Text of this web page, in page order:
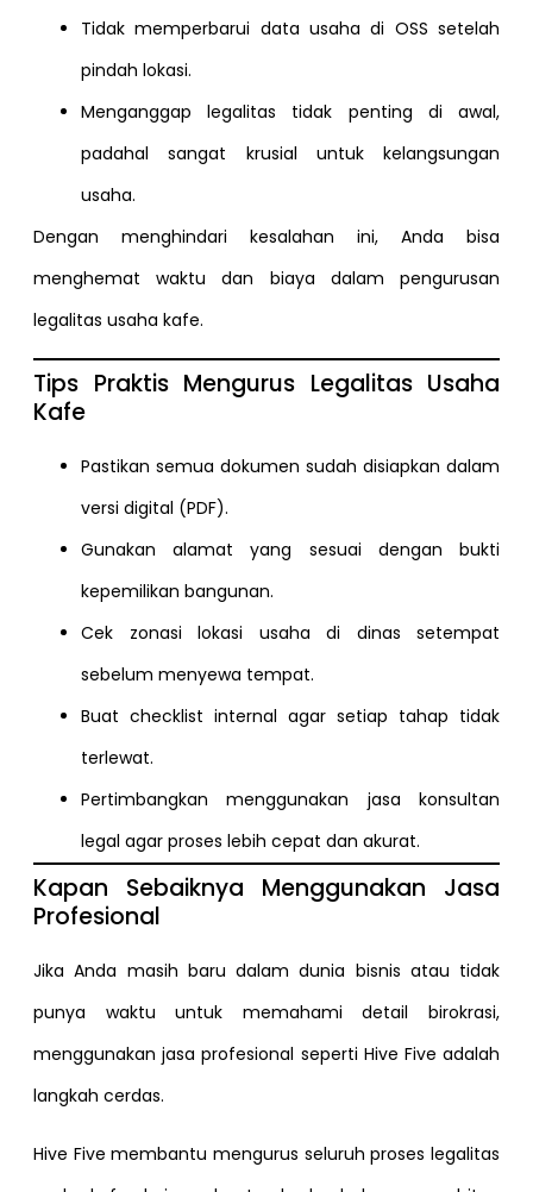
Tidak memperbarui data usaha di OSS setelah
pindah lokasi.
Menganggap legalitas tidak penting di awal,
padahal sangat krusial untuk kelangsungan
usaha.
Dengan menghindari kesalahan ini, Anda bisa
menghemat waktu dan biaya dalam pengurusan
legalitas usaha kafe.
Tips Praktis Mengurus Legalitas Usaha
Kafe
Pastikan semua dokumen sudah disiapkan dalam
versi digital (PDF).
Gunakan alamat yang sesuai dengan bukti
kepemilikan bangunan.
Cek zonasi lokasi usaha di dinas setempat
sebelum menyewa tempat.
Buat checklist internal agar setiap tahap tidak
terlewat.
Pertimbangkan menggunakan jasa konsultan
legal agar proses lebih cepat dan akurat.
Kapan Sebaiknya Menggunakan Jasa
Profesional
Jika Anda masih baru dalam dunia bisnis atau tidak
punya waktu untuk memahami detail birokrasi,
menggunakan jasa profesional seperti Hive Five adalah
langkah cerdas.
Hive Five membantu mengurus seluruh proses legalitas